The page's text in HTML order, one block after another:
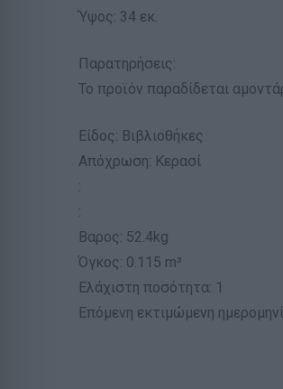
Ύψος: 34 εκ.
Παρατηρήσεις:
Το προϊόν παραδίδεται
Είδος: Βιβλιοθήκες
Απόχρωση: Κερασί
:
:
Βαρος: 52.4kg
Όγκος: 0.115 m³
Ελάχιστη ποσότητα: 1
Επόμενη εκτιμώμενη